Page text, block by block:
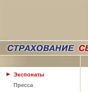
Экспонаты
Пресса